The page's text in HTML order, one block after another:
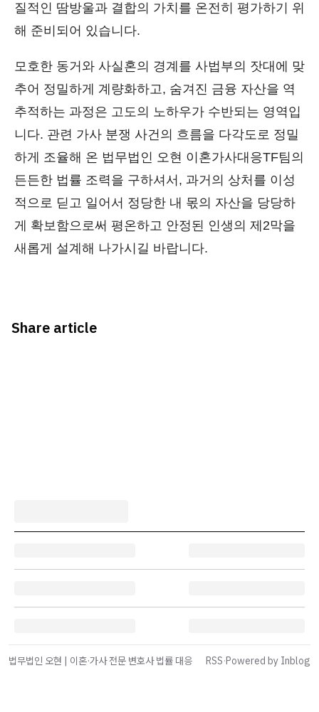
질적인 땀방울과 결합의 가치를 온전히 평가하기 위
해 준비되어 있습니다.
모호한 동거와 사실혼의 경계를 사법부의 잣대에 맞
추어 정밀하게 계량화하고, 숨겨진 금융 자산을 역
추적하는 과정은 고도의 노하우가 수반되는 영역입
니다. 관련 가사 분쟁 사건의 흐름을 다각도로 정밀
하게 조율해 온 법무법인 오현 이혼가사대응TF팀의
든든한 법률 조력을 구하셔서, 과거의 상처를 이성
적으로 딛고 일어서 정당한 내 몫의 자산을 당당하
게 확보함으로써 평온하고 안정된 인생의 제2막을
새롭게 설계해 나가시길 바랍니다.
Share article
법무법인 오현 | 이혼·가사 전문 변호사 법률 대응 RSS·Powered by Inblog